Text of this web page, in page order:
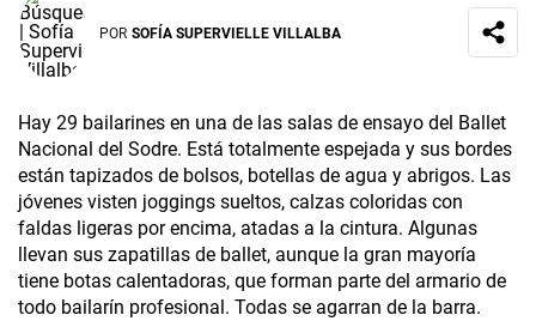
POR SOFÍA SUPERVIELLE VILLALBA
Hay 29 bailarines en una de las salas de ensayo del Ballet
Nacional del Sodre. Está totalmente espejada y sus bordes
están tapizados de bolsos, botellas de agua y abrigos. Las
jóvenes visten joggings sueltos, calzas coloridas con
faldas ligeras por encima, atadas a la cintura. Algunas
llevan sus zapatillas de ballet, aunque la gran mayoría
tiene botas calentadoras, que forman parte del armario de
todo bailarín profesional. Todas se agarran de la barra.